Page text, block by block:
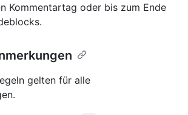
Kommentartag oder bis zum Ende
gelten für alle